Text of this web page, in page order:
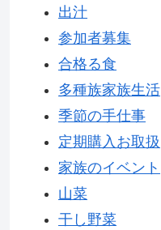
出汁
参加者募集
合格る食
多種族家族生活
季節の手仕事
定期購入お取扱
家族のイベント
山菜
干し野菜